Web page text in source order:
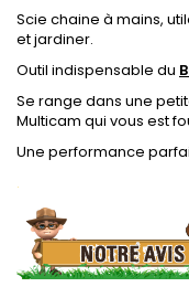
Scie chaine à mains,
et jardiner.
Outil indispensable du
Se range dans une
Multicam qui vous est
Une performance
.